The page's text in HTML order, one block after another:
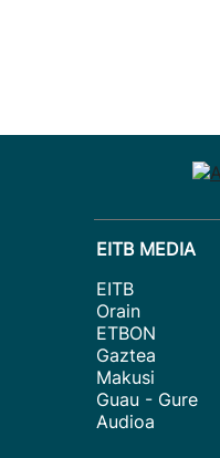
EITB MEDIA
EITB
Orain
ETBON
Gaztea
Makusi
Guau - Gure
Audioa